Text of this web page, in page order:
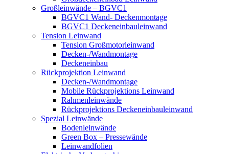
Großleinwände – BGVC1
BGVC1 Wand- Deckenmontage
BGVC1 Deckeneinbauleinwand
Tension Leinwand
Tension Großmotorleinwand
Decken-/Wandmontage
Deckeneinbau
Rückprojektion Leinwand
Decken-/Wandmontage
Mobile Rückprojektions Leinwand
Rahmenleinwände
Rückprojektions Deckeneinbauleinwand
Spezial Leinwände
Bodenleinwände
Green Box – Pressewände
Leinwandfolien